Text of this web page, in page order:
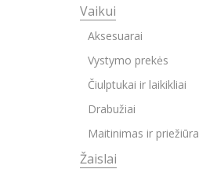
Vaikui
Aksesuarai
Vystymo prekės
Čiulptukai ir laikikliai
Drabužiai
Maitinimas ir priežiūra
Žaislai